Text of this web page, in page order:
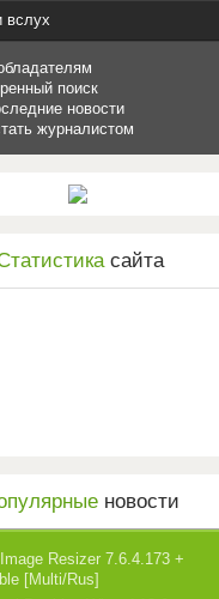
вслух
поиск
новости
журналистом
сайта
новости
Resizer 7.6.4.173 +
[Multi/Rus]